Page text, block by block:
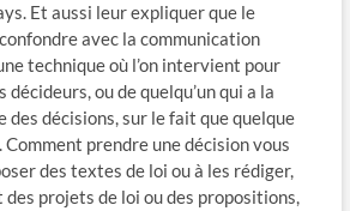
Et aussi leur expliquer que le
avec la communication
technique où l’on intervient pour
ou de quelqu’un qui a la
des décisions, sur le fait que quelque
Comment prendre une décision vous
des textes de loi ou à les rédiger,
des projets de loi ou des propositions,